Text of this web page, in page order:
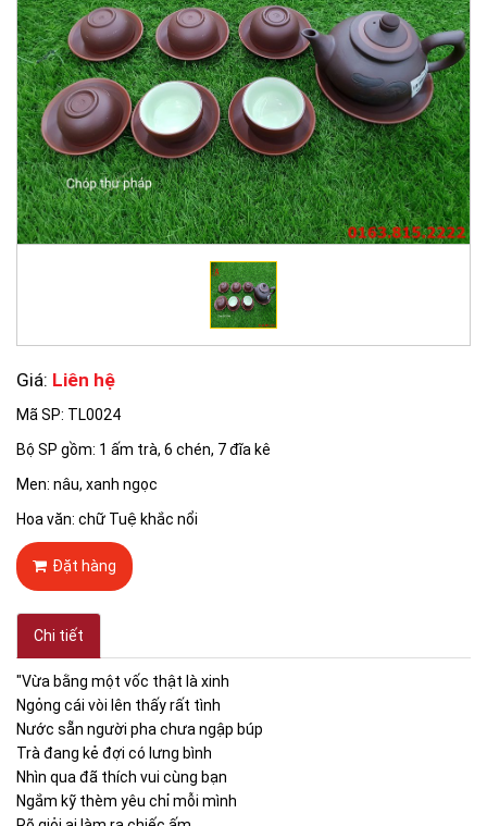
Giá: Liên hệ
Mã SP: TL0024
Bộ SP gồm: 1 ấm trà, 6 chén, 7 đĩa kê
Men: nâu, xanh ngọc
Hoa văn: chữ Tuệ khắc nổi
Đặt hàng
Chi tiết
"Vừa bằng một vốc thật là xinh
Ngỏng cái vòi lên thấy rất tình
Nước sẵn người pha chưa ngập búp
Trà đang kẻ đợi có lưng bình
Nhìn qua đã thích vui cùng bạn
Ngắm kỹ thèm yêu chỉ mỗi mình